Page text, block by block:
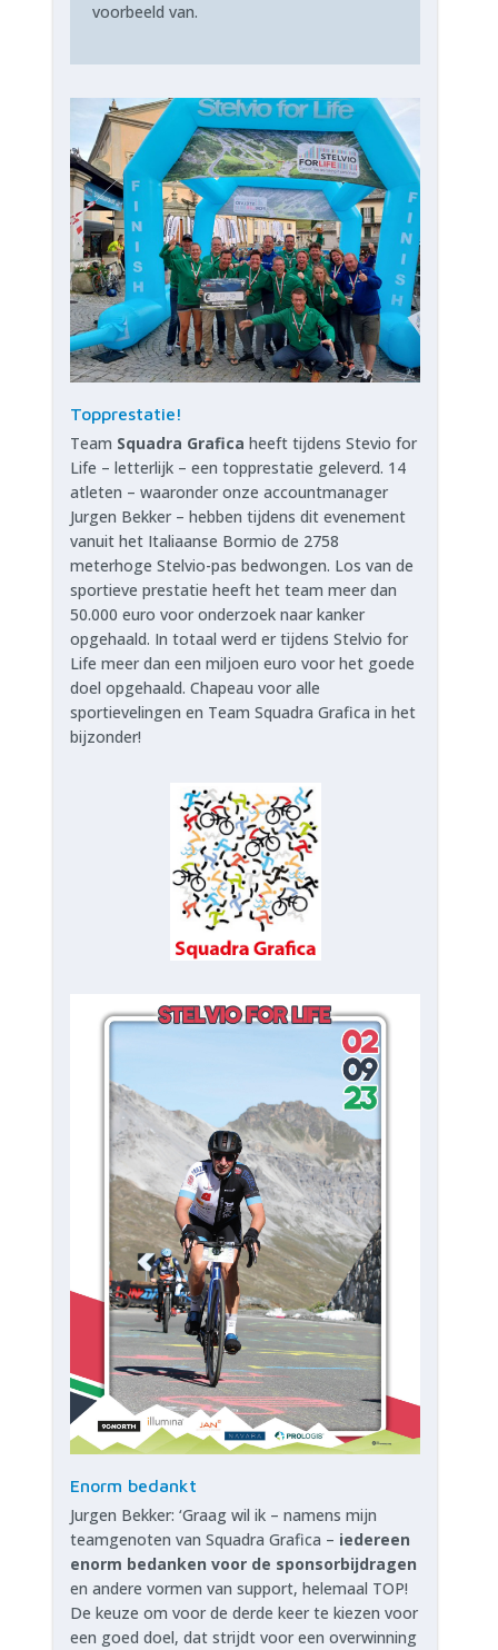
voorbeeld van.
Topprestatie!
Team Squadra Grafica heeft tijdens Stevio for
Life – letterlijk – een topprestatie geleverd. 14
atleten – waaronder onze accountmanager
Jurgen Bekker – hebben tijdens dit evenement
vanuit het Italiaanse Bormio de 2758
meterhoge Stelvio-pas bedwongen. Los van de
sportieve prestatie heeft het team meer dan
50.000 euro voor onderzoek naar kanker
opgehaald. In totaal werd er tijdens Stelvio for
Life meer dan een miljoen euro voor het goede
doel opgehaald. Chapeau voor alle
sportievelingen en Team Squadra Grafica in het
bijzonder!
Enorm bedankt
Jurgen Bekker: ‘Graag wil ik – namens mijn
teamgenoten van Squadra Grafica – iedereen
enorm bedanken voor de sponsorbijdragen
en andere vormen van support, helemaal TOP!
De keuze om voor de derde keer te kiezen voor
een goed doel, dat strijdt voor een overwinning